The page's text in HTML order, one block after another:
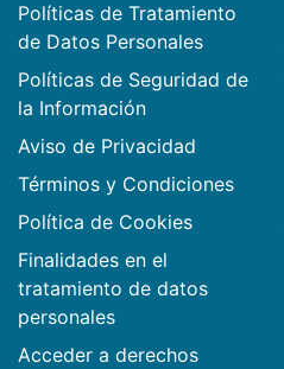
Políticas de Tratamiento
de Datos Personales
Políticas de Seguridad de
la Información
Aviso de Privacidad
Términos y Condiciones
Política de Cookies
Finalidades en el
tratamiento de datos
personales
Acceder a derechos